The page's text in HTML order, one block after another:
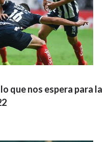
que nos espera para la